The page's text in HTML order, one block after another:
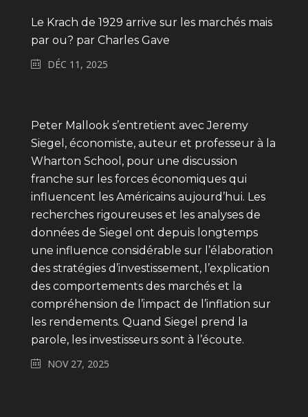
Le Krach de 1929 arrive sur les marchés mais
par ou? par Charles Gave
DÉC 11, 2025
Peter Mallook s’entretient avec Jeremy
Siegel, économiste, auteur et professeur à la
Wharton School, pour une discussion
franche sur les forces économiques qui
influencent les Américains aujourd’hui. Les
recherches rigoureuses et les analyses de
données de Siegel ont depuis longtemps
une influence considérable sur l’élaboration
des stratégies d’investissement, l’explication
des comportements des marchés et la
compréhension de l’impact de l’inflation sur
les rendements. Quand Siegel prend la
parole, les investisseurs sont à l’écoute.
NOV 27, 2025